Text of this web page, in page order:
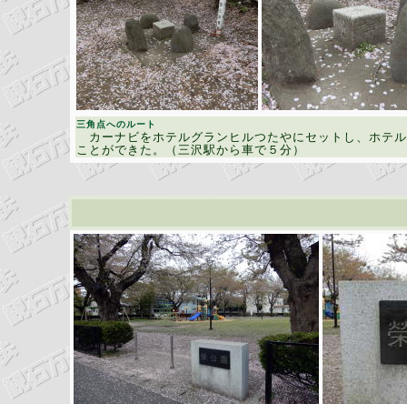
三角点へのルート
カーナビをホテルグランヒルつたやにセットし、ホテ
ことができた。（三沢駅から車で５分）